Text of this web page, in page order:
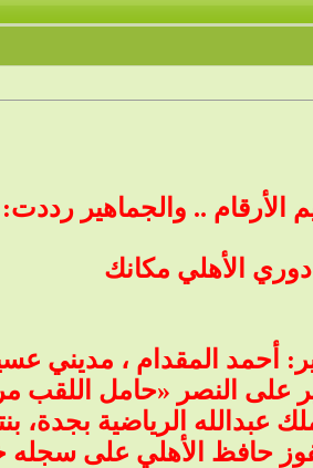
الأرقام .. والجماهير رددت:
دوري الأهلي مكانك
أحمد المقدام ، مديني
على النصر «حامل اللقب